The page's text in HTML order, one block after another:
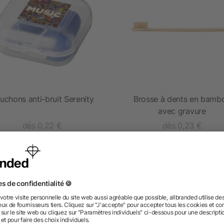
anti-bruit Serenity
dès 0,22 €
Brosse à dents en
avec gravure
dès 0,23 €
des questions ? Nous avons les